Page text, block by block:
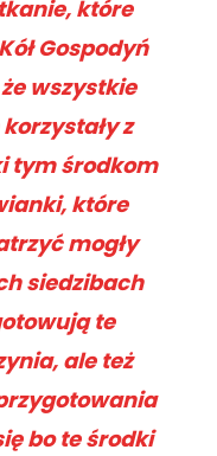
które
Gospodyń
wszystkie
z
tym środkom
które
mogły
siedzibach
te
ale też
bo te środki